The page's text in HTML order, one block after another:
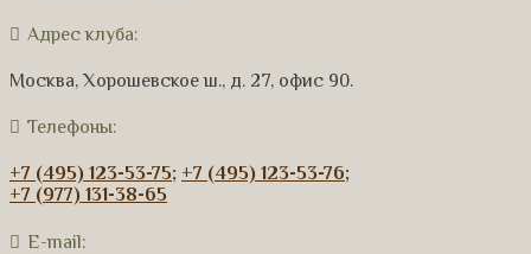
Адрес клуба:
Москва, Хорошевское ш., д. 27, офис 90.
Телефоны:
+7 (495) 123-53-75; +7 (495) 123-53-76;
+7 (977) 131-38-65
E-mail: